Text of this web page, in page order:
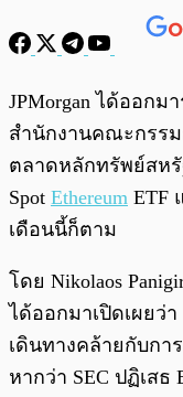
พร้อมเล่น
JPMorgan ได้ออกม
สำนักงานคณะกรร
ตลาดหลักทรัพย์สห
Spot Ethereum ETF
เดือนนี้ก็ตาม
โดย Nikolaos
ได้ออกมาเปิดเผยว่
เดินทางคล้ายกับกา
หากว่า SEC ปฏิเสธ